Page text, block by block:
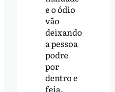
e o ódio
vão
deixando
a pessoa
podre
por
dentro e
feia.